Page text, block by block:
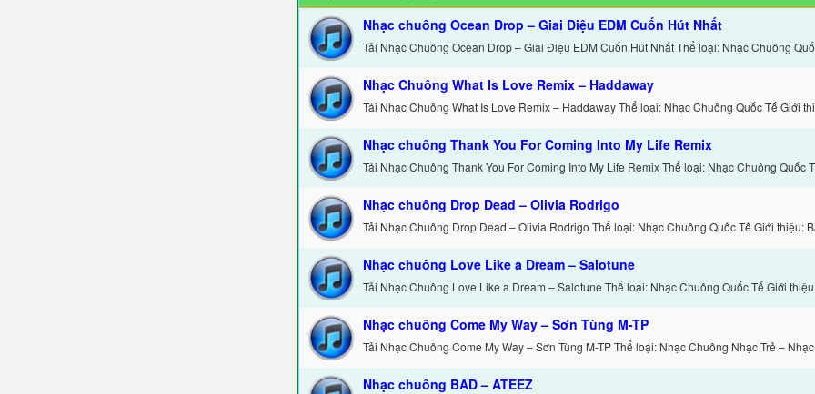
Nhạc chuông Ocean Drop – Giai Điệu EDM Cuốn Hút Nhất
Tải Nhạc Chuông Ocean Drop – Giai Điệu EDM Cuốn Hút Nhất Thể loại: Nhạc Chuông
Nhạc Chuông What Is Love Remix – Haddaway
Tải Nhạc Chuông What Is Love Remix – Haddaway Thể loại: Nhạc Chuông Quốc Tế Giới
Nhạc chuông Thank You For Coming Into My Life Remix
Tải Nhạc Chuông Thank You For Coming Into My Life Remix Thể loại: Nhạc Chuông Quốc
Nhạc chuông Drop Dead – Olivia Rodrigo
Tải Nhạc Chuông Drop Dead – Olivia Rodrigo Thể loại: Nhạc Chuông Quốc Tế Giới thiệu:
Nhạc chuông Love Like a Dream – Salotune
Tải Nhạc Chuông Love Like a Dream – Salotune Thể loại: Nhạc Chuông Quốc Tế Giới
Nhạc chuông Come My Way – Sơn Tùng M-TP
Tải Nhạc Chuông Come My Way – Sơn Tùng M-TP Thể loại: Nhạc Chuông Nhạc Trẻ –
Nhạc chuông BAD – ATEEZ